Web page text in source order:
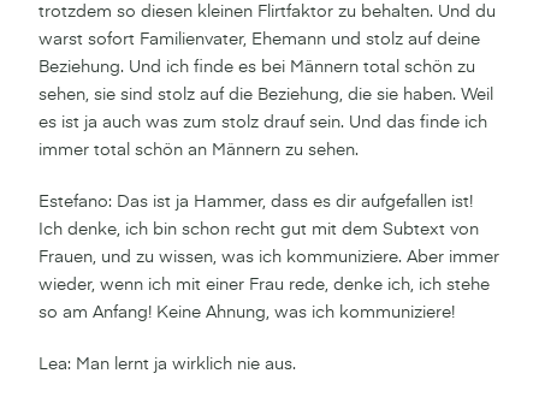
trotzdem so diesen kleinen Flirtfaktor zu behalten. Und du
warst sofort Familienvater, Ehemann und stolz auf deine
Beziehung. Und ich finde es bei Männern total schön zu
sehen, sie sind stolz auf die Beziehung, die sie haben. Weil
es ist ja auch was zum stolz drauf sein. Und das finde ich
immer total schön an Männern zu sehen.
Estefano: Das ist ja Hammer, dass es dir aufgefallen ist!
Ich denke, ich bin schon recht gut mit dem Subtext von
Frauen, und zu wissen, was ich kommuniziere. Aber immer
wieder, wenn ich mit einer Frau rede, denke ich, ich stehe
so am Anfang! Keine Ahnung, was ich kommuniziere!
Lea: Man lernt ja wirklich nie aus.